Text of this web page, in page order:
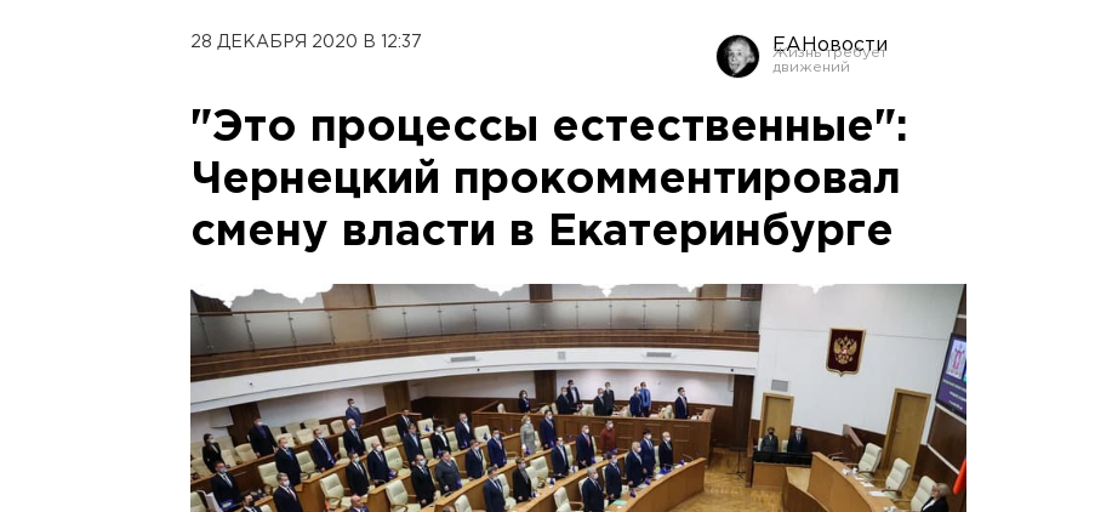
28 ДЕКАБРЯ 2020 В 12:37 ЕАНовости
"Это процессы естественные":
Чернецкий прокомментировал
смену власти в Екатеринбурге